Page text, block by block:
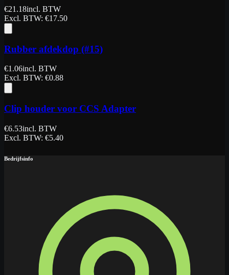
€21.18incl. BTW
Excl. BTW: €17.50
Rubber afdekdop (#15)
€1.06incl. BTW
Excl. BTW: €0.88
Clip houder voor CCS Adapter
€6.53incl. BTW
Excl. BTW: €5.40
Bedrijfsinfo